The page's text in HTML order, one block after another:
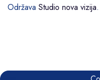
Održava Studio nova vizija.